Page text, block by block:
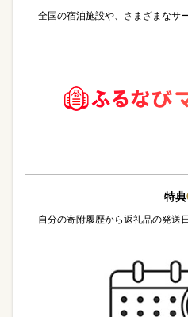
全国の宿泊施設や、さまざまなサ
特典
自分の寄附履歴から返礼品の発送